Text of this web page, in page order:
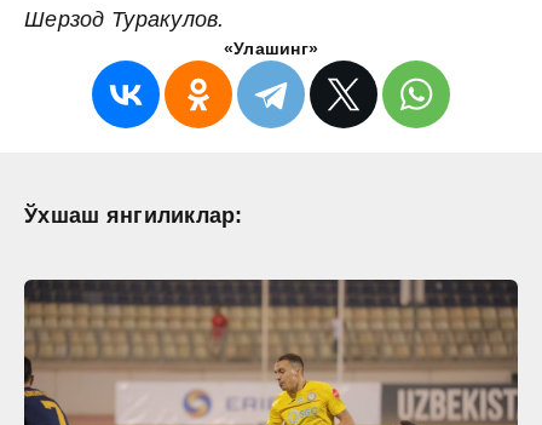
Шерзод Туракулов.
«Улашинг»
Ўхшаш янгиликлар: